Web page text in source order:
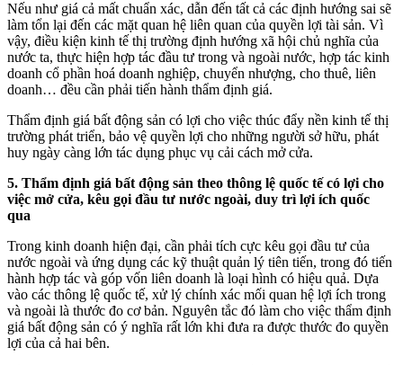
Nếu như giá cả mất chuẩn xác, dẫn đến tất cả các định hướng sai sẽ
làm tổn lại đến các mặt quan hệ liên quan của quyền lợi tài sản. Vì
vậy, điều kiện kinh tế thị trường định hướng xã hội chủ nghĩa của
nước ta, thực hiện hợp tác đầu tư trong và ngoài nước, hợp tác kinh
doanh cổ phần hoá doanh nghiệp, chuyển nhượng, cho thuê, liên
doanh… đều cần phải tiến hành thẩm định giá.
Thẩm định giá bất động sản có lợi cho việc thúc đẩy nền kinh tế thị
trường phát triển, bảo vệ quyền lợi cho những người sở hữu, phát
huy ngày càng lớn tác dụng phục vụ cải cách mở cửa.
5. Thẩm định giá bất động sản theo thông lệ quốc tế có lợi cho
việc mở cửa, kêu gọi đầu tư nước ngoài, duy trì lợi ích quốc
qua
Trong kinh doanh hiện đại, cần phải tích cực kêu gọi đầu tư của
nước ngoài và ứng dụng các kỹ thuật quản lý tiên tiến, trong đó tiến
hành hợp tác và góp vốn liên doanh là loại hình có hiệu quả. Dựa
vào các thông lệ quốc tế, xử lý chính xác mối quan hệ lợi ích trong
và ngoài là thước đo cơ bản. Nguyên tắc đó làm cho việc thẩm định
giá bất động sản có ý nghĩa rất lớn khi đưa ra được thước đo quyền
lợi của cả hai bên.